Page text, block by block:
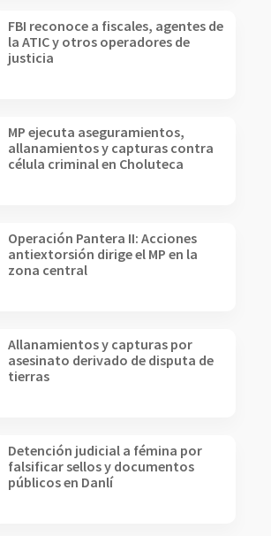
FBI reconoce a fiscales, agentes de
la ATIC y otros operadores de
justicia
MP ejecuta aseguramientos,
allanamientos y capturas contra
célula criminal en Choluteca
Operación Pantera II: Acciones
antiextorsión dirige el MP en la
zona central
Allanamientos y capturas por
asesinato derivado de disputa de
tierras
Detención judicial a fémina por
falsificar sellos y documentos
públicos en Danlí